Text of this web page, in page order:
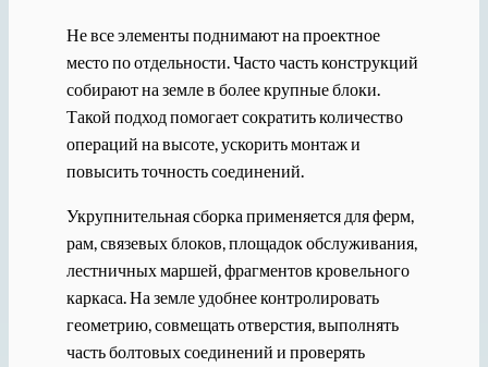
Не все элементы поднимают на проектное
место по отдельности. Часто часть конструкций
собирают на земле в более крупные блоки.
Такой подход помогает сократить количество
операций на высоте, ускорить монтаж и
повысить точность соединений.
Укрупнительная сборка применяется для ферм,
рам, связевых блоков, площадок обслуживания,
лестничных маршей, фрагментов кровельного
каркаса. На земле удобнее контролировать
геометрию, совмещать отверстия, выполнять
часть болтовых соединений и проверять